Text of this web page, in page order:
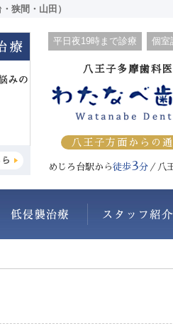
狭間・山田）
平日夜19時まで診療 個室
八王子多摩歯科
八王子方面からの
めじろ台駅から徒歩3分／八
たなべ歯科医院について抜かない・削ら